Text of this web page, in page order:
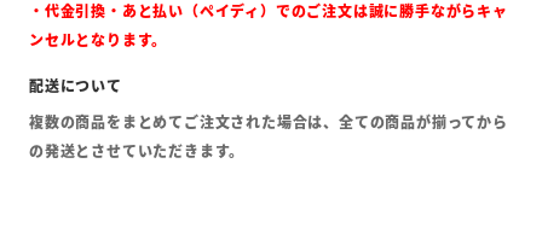
・代金引換・あと払い（ペイディ）でのご注文は誠に勝手ながらキャ
ンセルとなります。
複数の商品をまとめてご注文された場合は、全ての商品が揃ってから
の発送とさせていただきます。